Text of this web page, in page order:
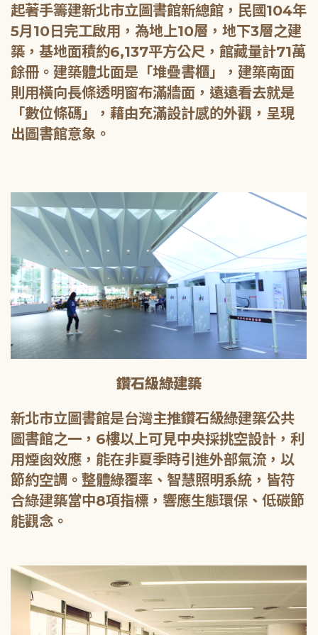
起著手籌建新北市立圖書館新總館，民國104年
5月10日完工啟用，為地上10層，地下3層之建
築，基地面積約6,137平方公尺，館藏量計71萬
餘冊。建築體北面是「堆疊書櫃」，建築南面
則用橫向長條透明窗布滿牆面，遠遠看去就是
「數位條碼」，藉由充滿設計感的外觀，呈現
出圖書館意象。
鑽石級綠建築
新北市立圖書館是台灣主推鑽石級綠建築公共
圖書館之一，6樓以上可見中央採挑空設計，利
用煙囪效應，能在非夏季時引進外部氣流，以
節約空調。整體綠覆率、智慧照明系統，皆符
合綠建築當中8項指標，響應生態環保、低碳節
能觀念。